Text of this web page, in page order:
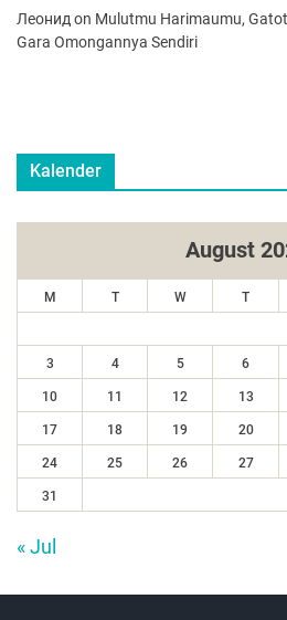
Леонид on Mulutmu Harimaumu,
Gara Omongannya Sendiri
Kalender
August
M T W T
3 4 5 6
10 11 12 13
17 18 19 20
24 25 26 27
31
« Jul